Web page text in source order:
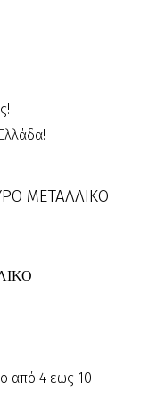
ΜΕΤΑΛΛΙΚΟ
από 4 έως 10